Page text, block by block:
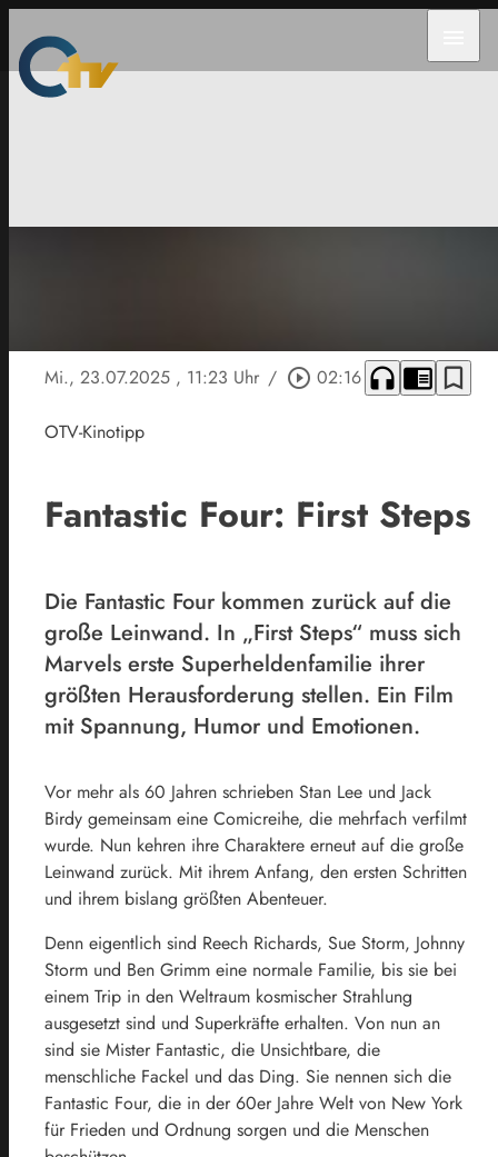
Mi., 23.07.2025 , 11:23 Uhr / play_circle_outline 02:16 headphones chrome_reader_mode bookmark_border
OTV-Kinotipp
Fantastic Four: First Steps
Die Fantastic Four kommen zurück auf die
große Leinwand. In „First Steps“ muss sich
Marvels erste Superheldenfamilie ihrer
größten Herausforderung stellen. Ein Film
mit Spannung, Humor und Emotionen.
Vor mehr als 60 Jahren schrieben Stan Lee und Jack
Birdy gemeinsam eine Comicreihe, die mehrfach verfilmt
wurde. Nun kehren ihre Charaktere erneut auf die große
Leinwand zurück. Mit ihrem Anfang, den ersten Schritten
und ihrem bislang größten Abenteuer.
Denn eigentlich sind Reech Richards, Sue Storm, Johnny
Storm und Ben Grimm eine normale Familie, bis sie bei
einem Trip in den Weltraum kosmischer Strahlung
ausgesetzt sind und Superkräfte erhalten. Von nun an
sind sie Mister Fantastic, die Unsichtbare, die
menschliche Fackel und das Ding. Sie nennen sich die
Fantastic Four, die in der 60er Jahre Welt von New York
für Frieden und Ordnung sorgen und die Menschen